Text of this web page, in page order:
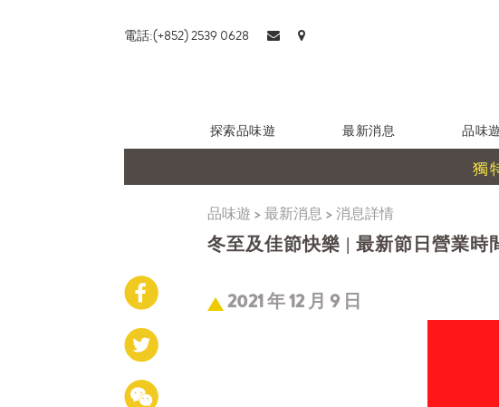
電話:(+852) 2539 0628
探索品味遊 最新消息 品味
獨
品味遊 >最新消息>消息詳情
冬至及佳節快樂 | 最新節日營業時
2021 年 12 月 9 日